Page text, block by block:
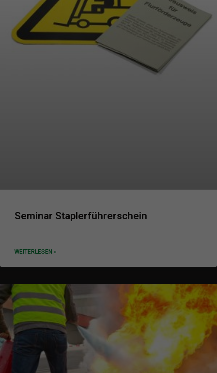
Seminar Staplerführerschein
WEITERLESEN »